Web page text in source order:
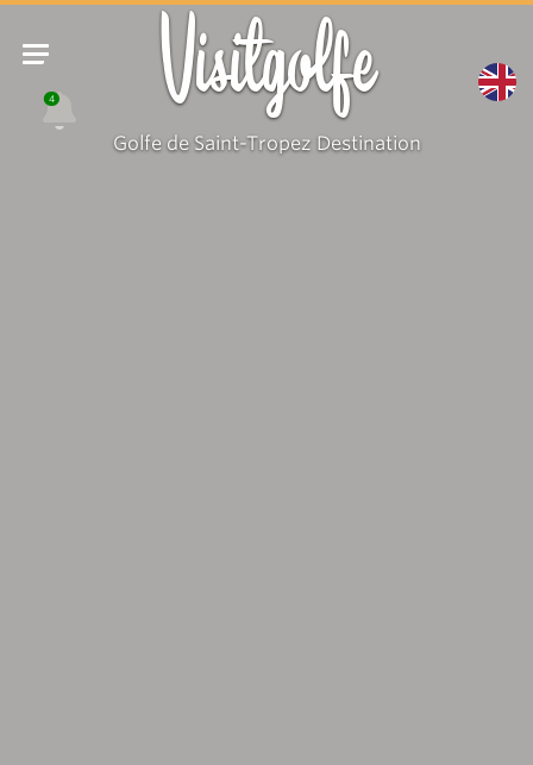
4 Visitgolfe
Golfe de Saint-Tropez Destination